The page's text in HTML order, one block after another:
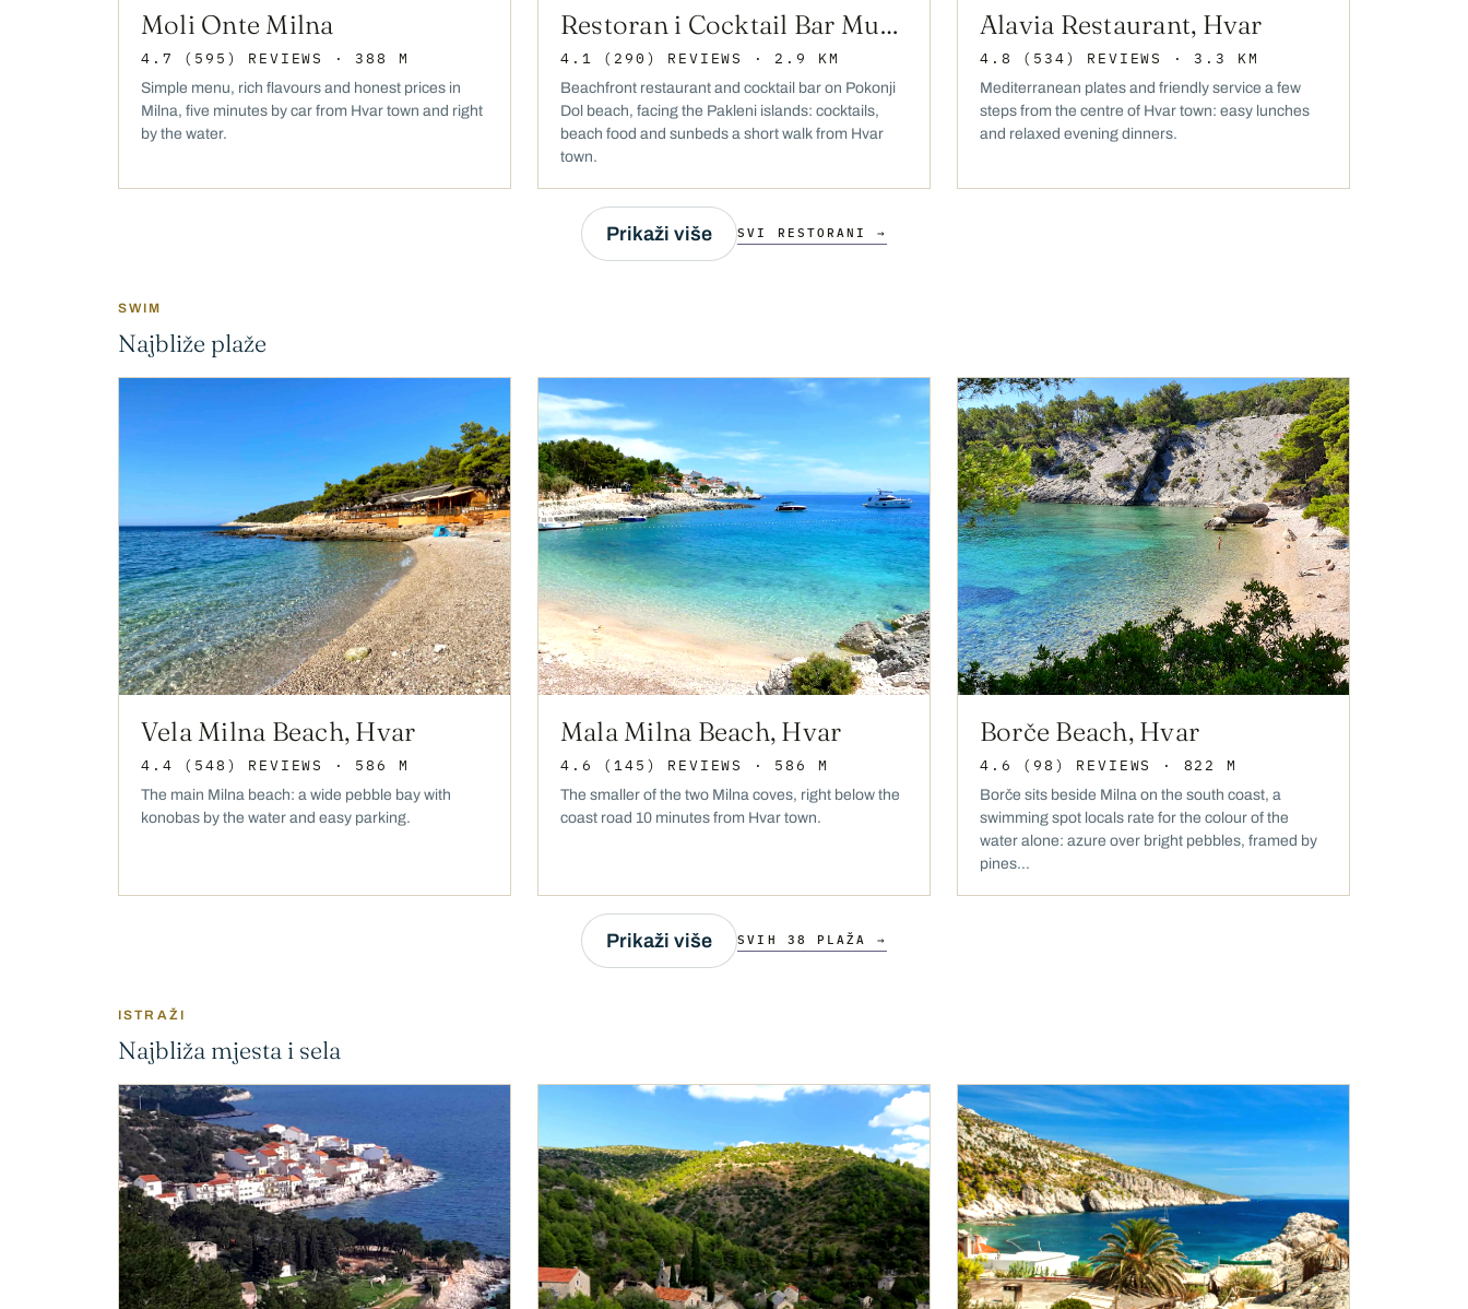
Moli Onte Milna
4.7 (595) REVIEWS · 388 M
Simple menu, rich flavours and honest prices in
Milna, five minutes by car from Hvar town and right
by the water.
Restoran i Cocktail Bar Mustačo
4.1 (290) REVIEWS · 2.9 KM
Beachfront restaurant and cocktail bar on Pokonji
Dol beach, facing the Pakleni islands: cocktails,
beach food and sunbeds a short walk from Hvar
town.
Alavia Restaurant, Hvar
4.8 (534) REVIEWS · 3.3 KM
Mediterranean plates and friendly service a few
steps from the centre of Hvar town: easy lunches
and relaxed evening dinners.
Prikaži više SVI RESTORANI →
SWIM
Najbliže plaže
Vela Milna Beach, Hvar
4.4 (548) REVIEWS · 586 M
The main Milna beach: a wide pebble bay with
konobas by the water and easy parking.
Mala Milna Beach, Hvar
4.6 (145) REVIEWS · 586 M
The smaller of the two Milna coves, right below the
coast road 10 minutes from Hvar town.
Borče Beach, Hvar
4.6 (98) REVIEWS · 822 M
Borče sits beside Milna on the south coast, a
swimming spot locals rate for the colour of the
water alone: azure over bright pebbles, framed by
pines...
Prikaži više SVIH 38 PLAŽA →
ISTRAŽI
Najbliža mjesta i sela